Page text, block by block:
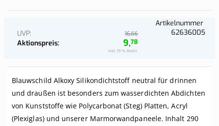
UVP 16,66
Aktionspreis 9,78
Inkl. 19 % MwSt.
Artikelnummer
62636005
Blauwschild Alkoxy Silikondichtstoff neutral für drinnen
und draußen ist besonders zum wasserdichten Abdichten
von Kunststoffe wie Polycarbonat (Steg) Platten, Acryl
(Plexiglas) und unserer Marmorwandpaneele. Inhalt 290